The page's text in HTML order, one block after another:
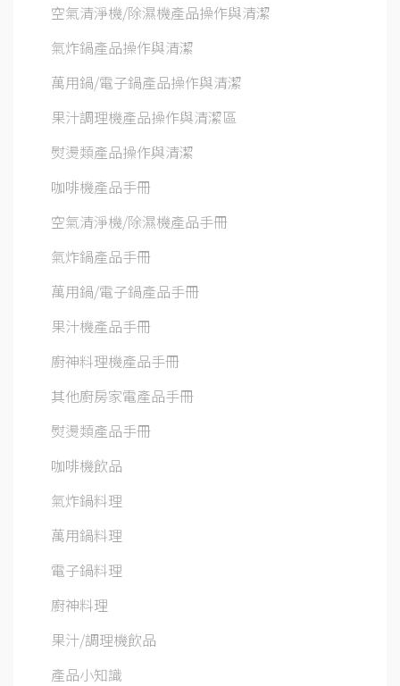
空氣清淨機/除濕機產品操作與清潔
氣炸鍋產品操作與清潔
萬用鍋/電子鍋產品操作與清潔
果汁調理機產品操作與清潔區
熨燙類產品操作與清潔
咖啡機產品手冊
空氣清淨機/除濕機產品手冊
氣炸鍋產品手冊
萬用鍋/電子鍋產品手冊
果汁機產品手冊
廚神料理機產品手冊
其他廚房家電產品手冊
熨燙類產品手冊
咖啡機飲品
氣炸鍋料理
萬用鍋料理
電子鍋料理
廚神料理
果汁/調理機飲品
產品小知識